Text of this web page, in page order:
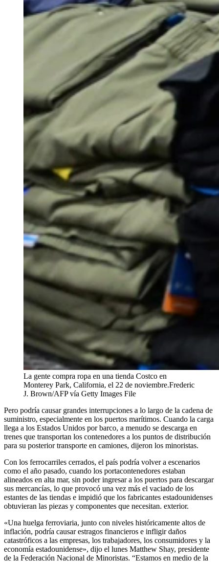
La gente compra ropa en una tienda Costco en
Monterey Park, California, el 22 de noviembre.Frederic
J. Brown/AFP vía Getty Images File
Pero podría causar grandes interrupciones a lo largo de la cadena de
suministro, especialmente en los puertos marítimos. Cuando la carga
llega a los Estados Unidos por barco, a menudo se descarga en
trenes que transportan los contenedores a los puntos de distribución
para su posterior transporte en camiones, dijeron los minoristas.
Con los ferrocarriles cerrados, el país podría volver a escenarios
como el año pasado, cuando los portacontenedores estaban
alineados en alta mar, sin poder ingresar a los puertos para descargar
sus mercancías, lo que provocó una vez más el vaciado de los
estantes de las tiendas e impidió que los fabricantes estadounidenses
obtuvieran las piezas y componentes que necesitan. exterior.
«Una huelga ferroviaria, junto con niveles históricamente altos de
inflación, podría causar estragos financieros e infligir daños
catastróficos a las empresas, los trabajadores, los consumidores y la
economía estadounidense», dijo el lunes Matthew Shay, presidente
de la Federación Nacional de Minoristas. “Estamos en medio de la